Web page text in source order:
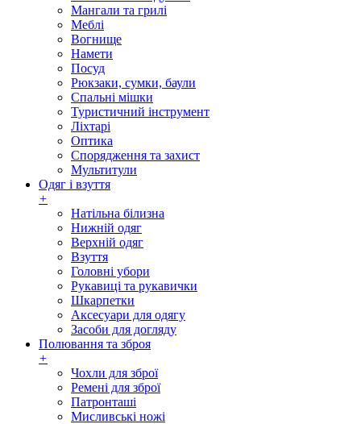
Мангали та грилі
Меблі
Вогнище
Намети
Посуд
Рюкзаки, сумки, баули
Спальні мішки
Туристичний інструмент
Ліхтарі
Оптика
Спорядження та захист
Мультитули
Одяг і взуття
+
Натільна білизна
Нижній одяг
Верхній одяг
Взуття
Головні убори
Рукавиці та рукавички
Шкарпетки
Аксесуари для одягу
Засоби для догляду
Полювання та зброя
+
Чохли для зброї
Ремені для зброї
Патронташі
Мисливські ножі